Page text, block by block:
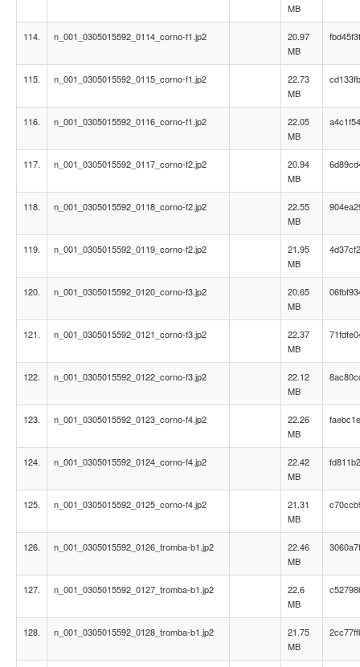
MB
114. n_001_0305015592_0114_corno-f1.jp2
20.97
MB
115. n_001_0305015592_0115_corno-f1.jp2
22.73
MB
116. n_001_0305015592_0116_corno-f1.jp2
22.05
MB
117. n_001_0305015592_0117_corno-f2.jp2
20.94
MB
118. n_001_0305015592_0118_corno-f2.jp2
22.55
MB
119. n_001_0305015592_0119_corno-f2.jp2
21.95
MB
120. n_001_0305015592_0120_corno-f3.jp2
20.65
MB
121. n_001_0305015592_0121_corno-f3.jp2
22.37
MB
122. n_001_0305015592_0122_corno-f3.jp2
22.12
MB
123. n_001_0305015592_0123_corno-f4.jp2
22.26
MB
124. n_001_0305015592_0124_corno-f4.jp2
22.42
MB
125. n_001_0305015592_0125_corno-f4.jp2
21.31
MB
126. n_001_0305015592_0126_tromba-b1.jp2
22.46
MB
127. n_001_0305015592_0127_tromba-b1.jp2
22.6
MB
128. n_001_0305015592_0128_tromba-b1.jp2
21.75
MB